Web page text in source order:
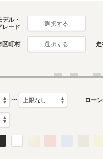
生産
デル・
レード
選択する
区町村 選択する 走
〜 ロー